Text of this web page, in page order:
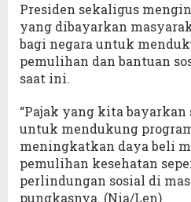
Presiden sekaligus
yang dibayarkan
bagi negara untuk
pemulihan dan bantuan
saat ini.
“Pajak yang kita
untuk mendukung
meningkatkan daya beli
pemulihan kesehatan
perlindungan sosial di
pungkasnya. (Nia/Len)